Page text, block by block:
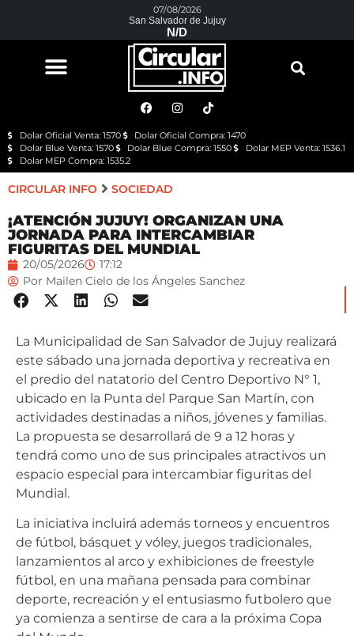
07/08/2026
San Salvador de Jujuy
N/D
Dolar Oficial Venta: 1570
Dolar Oficial Compra: 1470
Dolar Blue Venta: 1570
Dolar Blue Compra: 1550
Dolar MEP Venta: 1536.1
Dolar MEP Compra: 1535.2
CIRCULAR INFO SOCIEDAD
¡ATENCIÓN JUJUY! ORGANIZAN UNA
JORNADA PARA INTERCAMBIAR
FIGURITAS DEL MUNDIAL
20/05/2026
17:12
Por Mailen Cielo de los Ángeles Sanchez
La Municipalidad de San Salvador de Jujuy realizará
este sábado una jornada deportiva y recreativa en
el predio del natatorio del Centro Deportivo N° 1,
ubicado en la Punta del Parque San Martín, con
actividades destinadas a niños, jóvenes y familias.
La propuesta se desarrollará de 9 a 12 horas y
tendrá como uno de sus principales atractivos un
espacio especial para intercambiar figuritas del
Mundial.
La iniciativa incluirá además torneos y encuentros
de fútbol, básquet y vóley, juegos tradicionales,
lanzamientos al arco y exhibiciones de freestyle
fútbol, en una mañana pensada para combinar
deporte, recreación y el entusiasmo futbolero que
ya comienza a sentirse de cara a la próxima Copa